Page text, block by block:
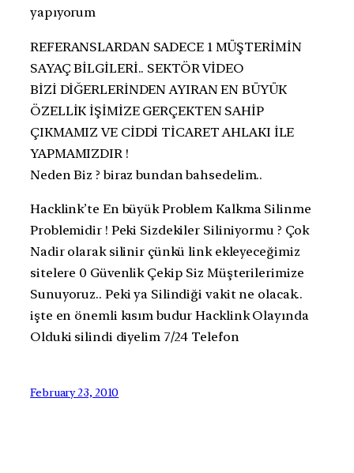
yapıyorum
REFERANSLARDAN SADECE 1 MÜŞTERİMİN
SAYAÇ BİLGİLERİ.. SEKTÖR VİDEO
BİZİ DİĞERLERİNDEN AYIRAN EN BÜYÜK
ÖZELLİK İŞİMİZE GERÇEKTEN SAHİP
ÇIKMAMIZ VE CİDDİ TİCARET AHLAKI İLE
YAPMAMIZDIR !
Neden Biz ? biraz bundan bahsedelim..
Hacklink’te En büyük Problem Kalkma Silinme
Problemidir ! Peki Sizdekiler Siliniyormu ? Çok
Nadir olarak silinir çünkü link ekleyeceğimiz
sitelere 0 Güvenlik Çekip Siz Müşterilerimize
Sunuyoruz.. Peki ya Silindiği vakit ne olacak..
işte en önemli kısım budur Hacklink Olayında
Olduki silindi diyelim 7/24 Telefon
February 23, 2010